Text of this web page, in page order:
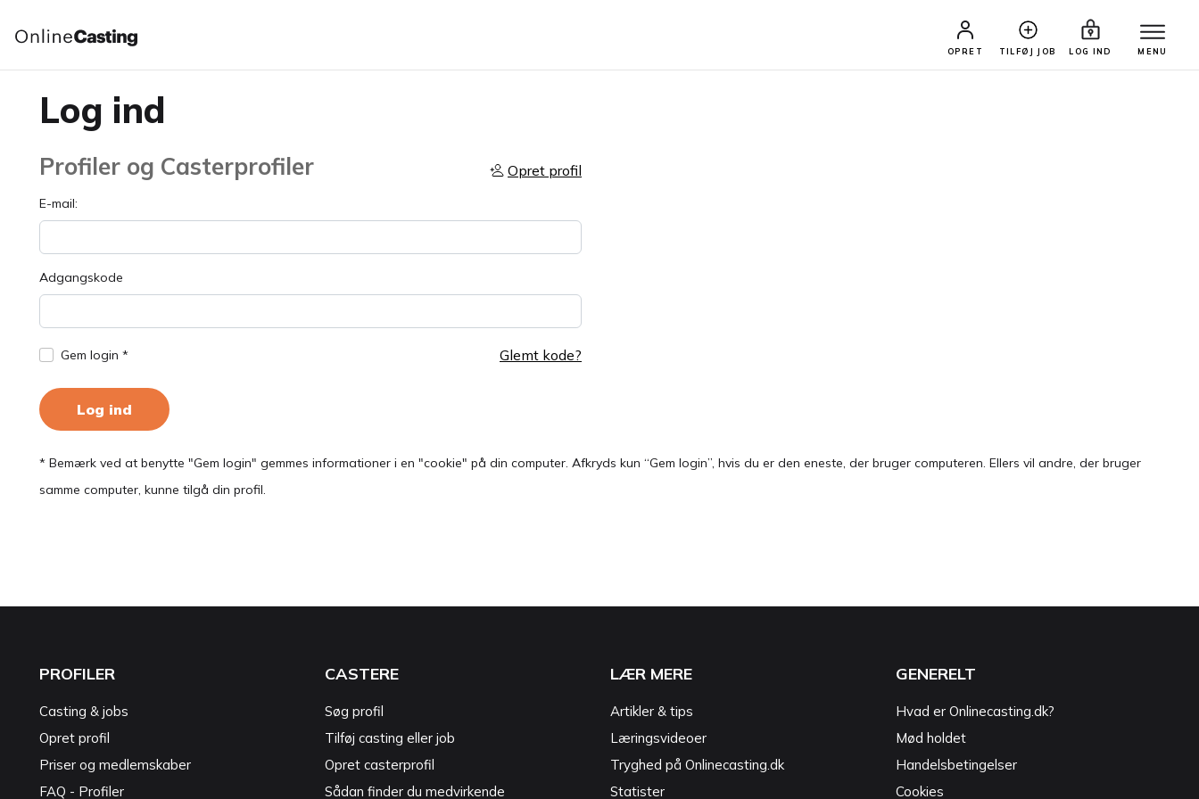
OPRET TILFØJ JOB LOG IND MENU
Log ind
Profiler og Casterprofiler Opret profil
E-mail:
Adgangskode
Gem login * Glemt kode?
Log ind
* Bemærk ved at benytte "Gem login" gemmes informationer i en "cookie" på din computer. Afkryds kun “Gem login”, hvis du er den eneste, der bruger computeren. Ellers vil andre, der bruger
samme computer, kunne tilgå din profil.
PROFILER
Casting & jobs
Opret profil
Priser og medlemskaber
FAQ - Profiler
CASTERE
Søg profil
Tilføj casting eller job
Opret casterprofil
Sådan finder du medvirkende
LÆR MERE
Artikler & tips
Læringsvideoer
Tryghed på Onlinecasting.dk
Statister
GENERELT
Hvad er Onlinecasting.dk?
Mød holdet
Handelsbetingelser
Cookies